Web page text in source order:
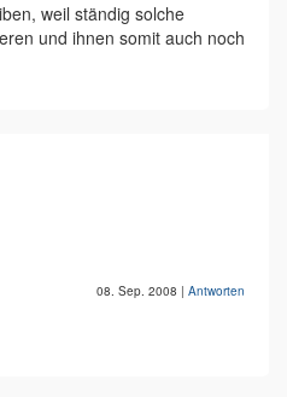
weil ständig solche
und ihnen somit auch noch
08. Sep. 2008 | Antworten